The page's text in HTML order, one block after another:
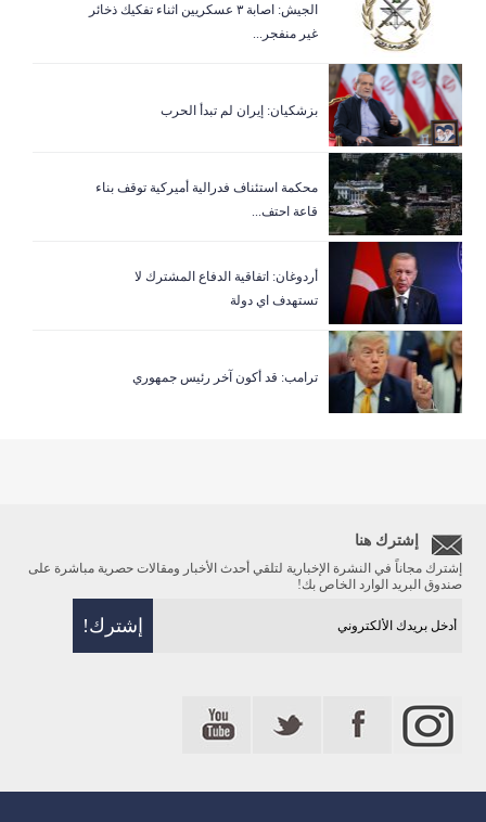
الجيش: اصابة ٣ عسكريين اثناء تفكيك ذخائر
غير منفجر...
بزشكيان: إيران لم تبدأ الحرب
‏محكمة استئناف فدرالية أميركية توقف بناء
قاعة احتف...
أردوغان: اتفاقية الدفاع المشترك لا
تستهدف اي دولة
ترامب: قد أكون آخر رئيس جمهوري
إشترك هنا
إشترك مجاناً في النشرة الإخبارية لتلقي أحدث الأخبار ومقالات حصرية مباشرة على
صندوق البريد الوارد الخاص بك!